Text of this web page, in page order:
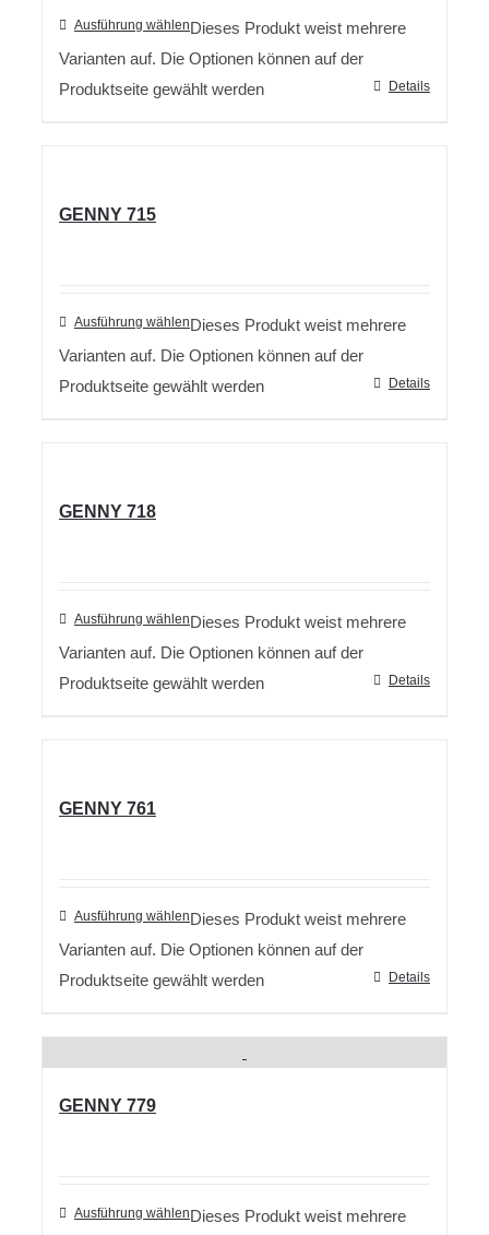
Ausführung wählenDieses Produkt weist mehrere
Varianten auf. Die Optionen können auf der
Produktseite gewählt werden
Details
GENNY 715
Ausführung wählenDieses Produkt weist mehrere
Varianten auf. Die Optionen können auf der
Produktseite gewählt werden
Details
GENNY 718
Ausführung wählenDieses Produkt weist mehrere
Varianten auf. Die Optionen können auf der
Produktseite gewählt werden
Details
GENNY 761
Ausführung wählenDieses Produkt weist mehrere
Varianten auf. Die Optionen können auf der
Produktseite gewählt werden
Details
GENNY 779
Ausführung wählenDieses Produkt weist mehrere